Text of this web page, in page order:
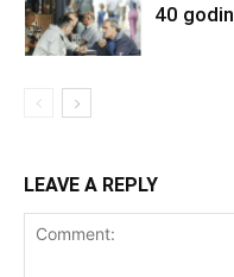
40
LEAVE A REPLY